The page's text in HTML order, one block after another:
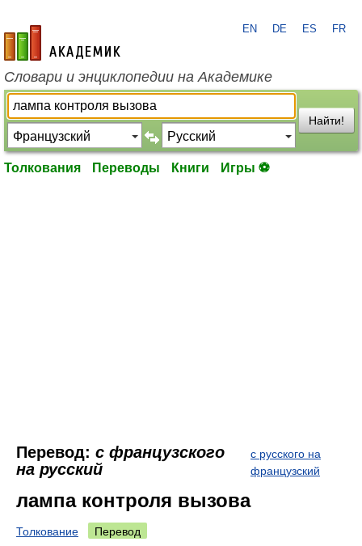
academic.ru
EN DE ES FR
Словари и энциклопедии на Академике
Найти!
Толкования Переводы Книги Игры ⚽
Перевод: с французского
на русский
с русского на
французский
лампа контроля вызова
Толкование Перевод